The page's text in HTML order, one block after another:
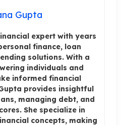
Gupta
expert with years
finance, loan
solutions. With a
individuals and
informed financial
provides insightful
managing debt, and
She specialize in
concepts, making